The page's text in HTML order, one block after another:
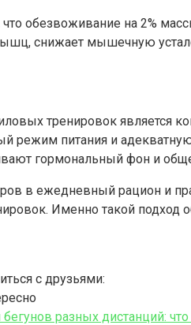
обезвоживание на 2%
снижает мышечную
тренировок является
режим питания и
гормональный фон и
в ежедневный рацион и
Именно такой
с друзьями: